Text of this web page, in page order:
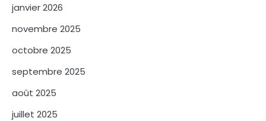
janvier 2026
novembre 2025
octobre 2025
septembre 2025
août 2025
juillet 2025